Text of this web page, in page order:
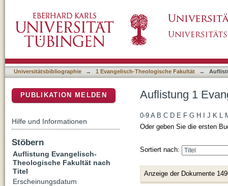
Universitätsbibliographie → 1 Evangelisch-Theologische Fakultät →
Auflistung 1
0-9 A B C D E F G H J K L
Oder geben Sie die ersten
Sortiert nach:
Anzeige der Dokumente
PUBLIKATION MELDEN
Hilfe und Informationen
Stöbern
Auflistung Evangelisch-
Theologische Fakultät nach
Titel
Erscheinungsdatum